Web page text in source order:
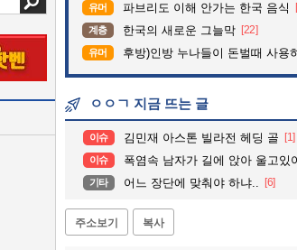
유머 파브리도 이해 안가는 한국 음식
계층 한국의 새로운 그늘막 [22]
유머 후방)인방 누나들이 돈벌때 사용하는 밑
ㅇㅇㄱ 지금 뜨는 글
이슈 김민재 아스톤 빌라전 헤딩 골 [1]
이슈 폭염속 남자가 길에 앉아 울고있어요
기타 어느 장단에 맞춰야 하냐.. [6]
주소보기 복사